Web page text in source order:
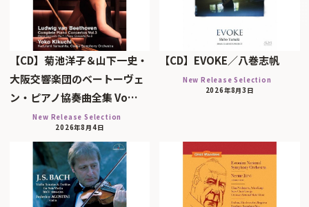
【CD】菊池洋子＆山下一史・
大阪交響楽団のベートーヴェ
ン・ピアノ協奏曲全集 Vo…
New Release Selection
2026年8月4日
【CD】EVOKE／八巻志帆
New Release Selection
2026年8月3日